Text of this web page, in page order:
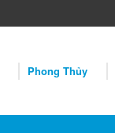
Phong Thủy